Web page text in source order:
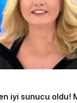
iyi sunucu oldu!